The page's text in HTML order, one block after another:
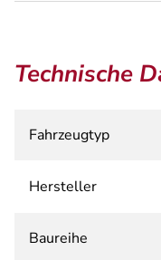
Technische
Fahrzeugtyp
Hersteller
Baureihe